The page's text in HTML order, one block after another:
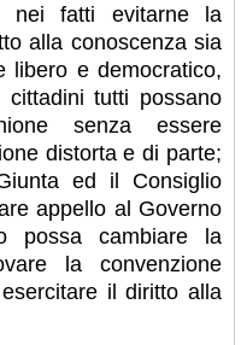
nei fatti evitarne la
alla conoscenza sia
libero e democratico,
tutti possano
senza essere
distorta e di parte;
ed il Consiglio
appello al Governo
possa cambiare la
la convenzione
il diritto alla